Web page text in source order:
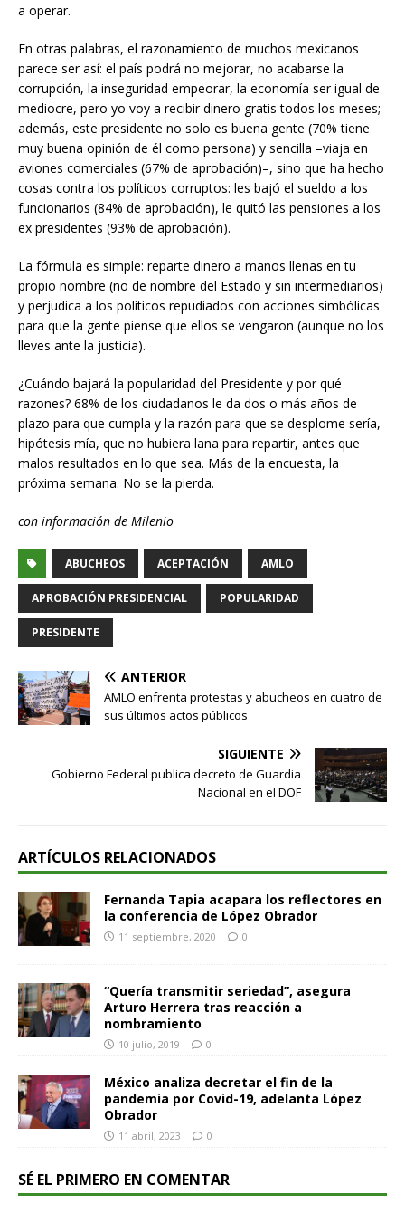
a operar.
En otras palabras, el razonamiento de muchos mexicanos
parece ser así: el país podrá no mejorar, no acabarse la
corrupción, la inseguridad empeorar, la economía ser igual de
mediocre, pero yo voy a recibir dinero gratis todos los meses;
además, este presidente no solo es buena gente (70% tiene
muy buena opinión de él como persona) y sencilla –viaja en
aviones comerciales (67% de aprobación)–, sino que ha hecho
cosas contra los políticos corruptos: les bajó el sueldo a los
funcionarios (84% de aprobación), le quitó las pensiones a los
ex presidentes (93% de aprobación).
La fórmula es simple: reparte dinero a manos llenas en tu
propio nombre (no de nombre del Estado y sin intermediarios)
y perjudica a los políticos repudiados con acciones simbólicas
para que la gente piense que ellos se vengaron (aunque no los
lleves ante la justicia).
¿Cuándo bajará la popularidad del Presidente y por qué
razones? 68% de los ciudadanos le da dos o más años de
plazo para que cumpla y la razón para que se desplome sería,
hipótesis mía, que no hubiera lana para repartir, antes que
malos resultados en lo que sea. Más de la encuesta, la
próxima semana. No se la pierda.
con información de Milenio
ABUCHEOS ACEPTACIÓN AMLO
APROBACIÓN PRESIDENCIAL POPULARIDAD
PRESIDENTE
ANTERIOR
AMLO enfrenta protestas y abucheos en cuatro de
sus últimos actos públicos
SIGUIENTE
Gobierno Federal publica decreto de Guardia
Nacional en el DOF
ARTÍCULOS RELACIONADOS
Fernanda Tapia acapara los reflectores en
la conferencia de López Obrador
11 septiembre, 2020 0
“Quería transmitir seriedad”, asegura
Arturo Herrera tras reacción a
nombramiento
10 julio, 2019 0
México analiza decretar el fin de la
pandemia por Covid-19, adelanta López
Obrador
11 abril, 2023 0
SÉ EL PRIMERO EN COMENTAR